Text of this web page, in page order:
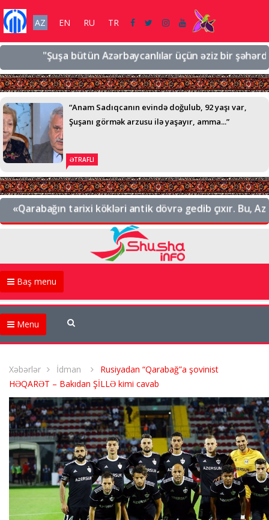
AZ EN RU TR
"Şuşa bütün Azərbaycanlılar üçün əziz bir
“Anam Sadıqcanın evində doğulub, 92 yaşı var,
Şuşanı görmək arzusu ilə yaşayır, amma...”
ƏTRAFLI
tarixi kökləri antik dövrə gedib çıxır. Bu,
Baş menu
Menu
Xəbərlər İdman
Rusiyadan “Qarabağ”a şovinist
HƏQARƏT – Bakıdan ŞİLLƏ kimi cavab